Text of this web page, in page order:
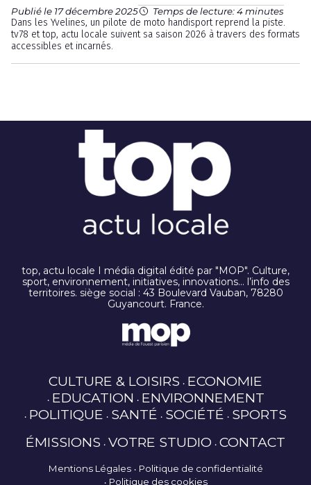
Publié le 17 décembre 2025 Temps de lecture: 4 minutes
Dans les Yvelines, un pilote de moto handisport reprend la piste.
tv78 et top, actu locale suivent sa saison 2026 à travers des formats
accessibles et incarnés.
top, actu locale I média digital édité par "MOP". Culture,
sport, environnement, initiatives, innovations… l’info des
territoires. siège social : 43 Boulevard Vauban, 78280
Guyancourt. France.
CULTURE & LOISIRS ECONOMIE
EDUCATION ENVIRONNEMENT
POLITIQUE SANTÉ SOCIÉTÉ SPORTS
ÉMISSIONS VOTRE STUDIO CONTACT
Mentions Légales
Politique de confidentialité
Politique des cookies